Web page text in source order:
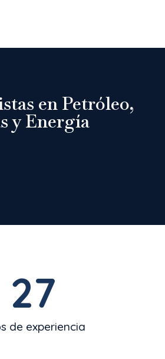
en Petróleo,
y Energía
de experiencia
27